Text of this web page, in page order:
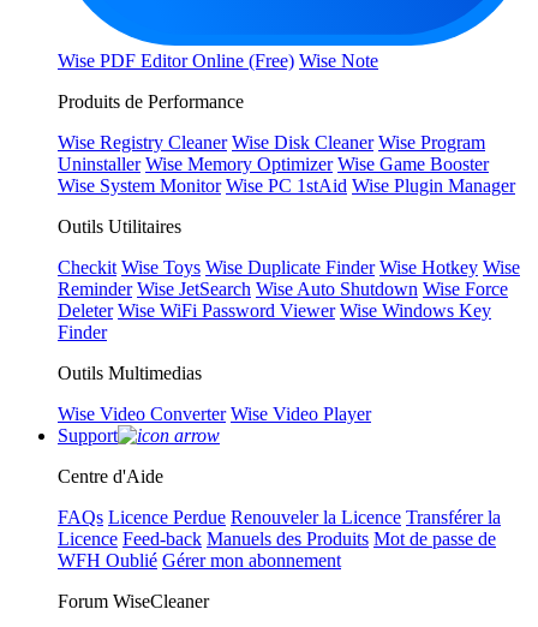
Wise PDF Editor Online (Free) Wise Note
Produits de Performance
Wise Registry Cleaner Wise Disk Cleaner Wise Program
Uninstaller Wise Memory Optimizer Wise Game Booster
Wise System Monitor Wise PC 1stAid Wise Plugin Manager
Outils Utilitaires
Checkit Wise Toys Wise Duplicate Finder Wise Hotkey Wise
Reminder Wise JetSearch Wise Auto Shutdown Wise Force
Deleter Wise WiFi Password Viewer Wise Windows Key
Finder
Outils Multimedias
Wise Video Converter Wise Video Player
Support
Centre d'Aide
FAQs Licence Perdue Renouveler la Licence Transférer la
Licence Feed-back Manuels des Produits Mot de passe de
WFH Oublié Gérer mon abonnement
Forum WiseCleaner